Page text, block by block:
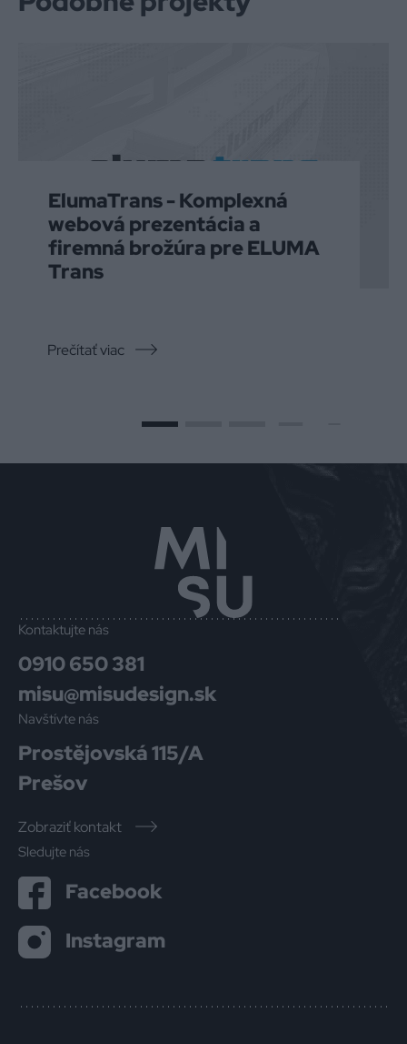
ElumaTrans - Komplexná
webová prezentácia a
firemná brožúra pre ELUMA
Trans
Prečítať viac
Kontaktujte nás
0910 650 381
misu@misudesign.sk
Navštívte nás
Prostějovská 115/A
Prešov
Zobraziť kontakt
Sledujte nás
Facebook
Instagram